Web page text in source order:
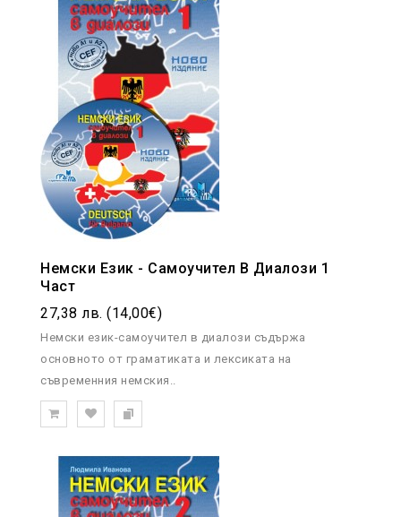
Немски Език - Самоучител В Диалози 1
Част
27,38 лв. (14,00€)
Немски език-самоучител в диалози съдържа
основното от граматиката и лексиката на
съвременния немския..